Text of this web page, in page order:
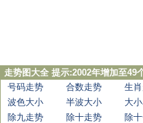
走势图大全 提示:2002年增加至49
号码走势
合数走势 生
波色大小
半波大小 大
除九走势
除十走势 除